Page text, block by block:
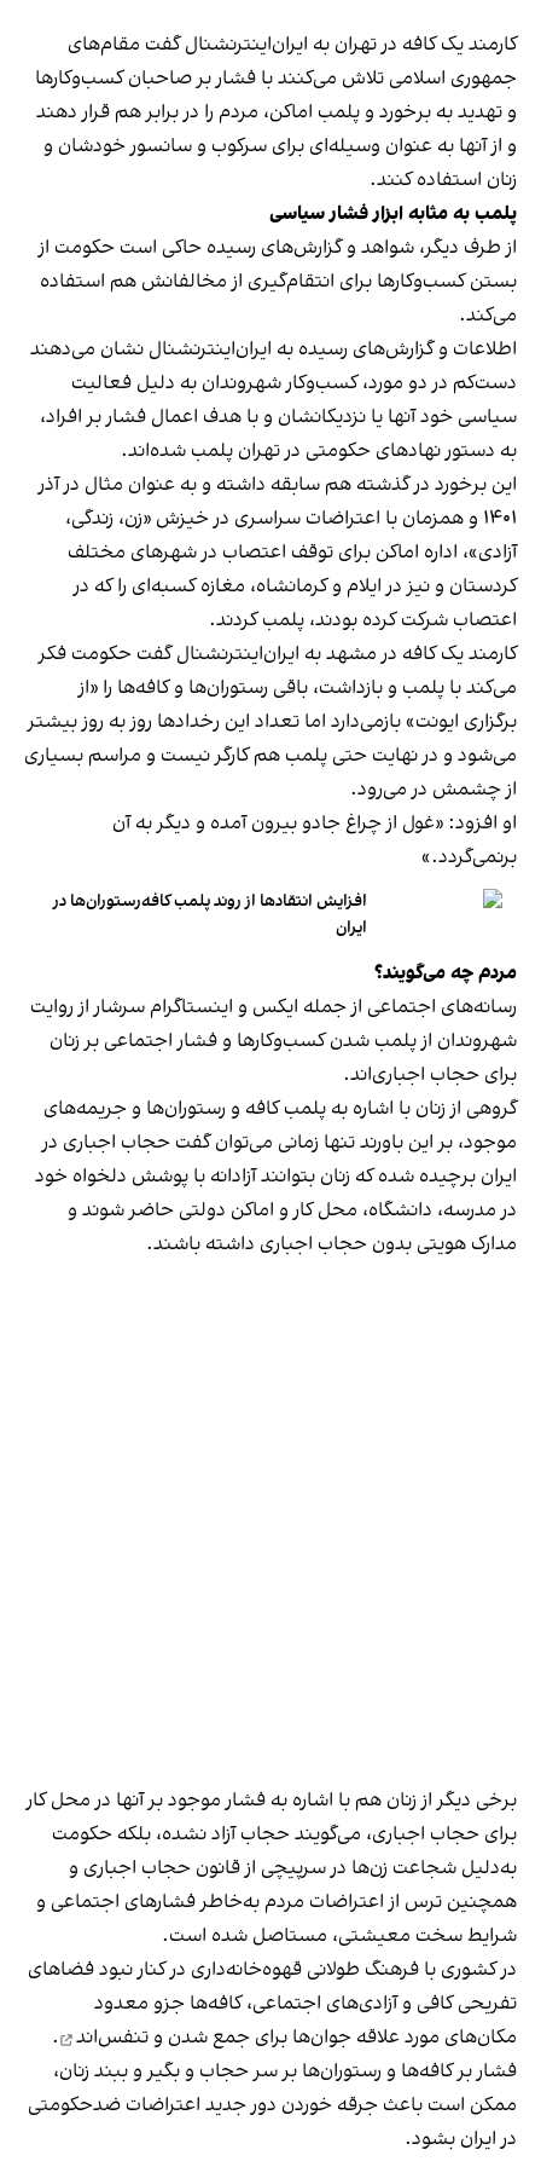
کارمند یک کافه در تهران به ایران‌اینترنشنال گفت مقام‌های
جمهوری اسلامی تلاش می‌کنند با فشار بر صاحبان کسب‌وکارها
و تهدید به برخورد و پلمب اماکن، مردم را در برابر هم قرار دهند
و از آنها به عنوان وسیله‌ای برای سرکوب و سانسور خودشان و
زنان استفاده کنند.
پلمب به مثابه ابزار فشار سیاسی
از طرف دیگر، شواهد و گزارش‌های رسیده حاکی است حکومت از
بستن کسب‌وکارها برای انتقام‌گیری از مخالفانش هم استفاده
می‌کند.
اطلاعات و گزارش‌های رسیده به ایران‌اینترنشنال نشان می‌دهند
دست‌کم در دو مورد، کسب‌وکار شهروندان به دلیل فعالیت
سیاسی خود آنها یا نزدیکانشان و با هدف اعمال فشار بر افراد،
به دستور نهادهای حکومتی در تهران پلمب شده‌اند.
این برخورد در گذشته هم سابقه داشته و به عنوان مثال در آذر
۱۴۰۱ و همزمان با اعتراضات سراسری در خیزش «زن، زندگی،
آزادی»، اداره اماکن برای توقف اعتصاب در شهرهای مختلف
کردستان و نیز در ایلام و کرمانشاه، مغازه کسبه‌ای را که در
اعتصاب شرکت کرده بودند، پلمب کردند.
کارمند یک کافه در مشهد به ایران‌اینترنشنال گفت حکومت فکر
می‌کند با پلمب و بازداشت، باقی رستوران‌ها و کافه‌ها را «از
برگزاری ایونت» بازمی‌دارد اما تعداد این رخدادها روز به روز بیشتر
می‌شود و در نهایت حتی پلمب هم کارگر نیست و مراسم بسیاری
از چشمش در می‌رود.
او افزود: «غول از چراغ جادو بیرون آمده و دیگر به آن
برنمی‎‌گردد.»
افزایش انتقادها از روند پلمب کافه‌رستوران‌ها در
ایران
مردم چه می‌گویند؟
رسانه‎‌های اجتماعی از جمله ایکس و اینستاگرام سرشار از روایت
شهروندان از پلمب شدن کسب‌وکارها و فشار اجتماعی بر زنان
برای حجاب اجباری‌اند.
گروهی از زنان با اشاره به پلمب کافه و رستوران‌ها و جریمه‌های
موجود، بر این باورند تنها زمانی می‌توان گفت حجاب اجباری در
ایران برچیده شده که زنان بتوانند آزادانه با پوشش دلخواه خود
در مدرسه، دانشگاه، محل کار و اماکن دولتی حاضر شوند و
مدارک هویتی بدون حجاب اجباری داشته باشند.
برخی دیگر از زنان هم با اشاره به فشار موجود بر آنها در محل کار
برای حجاب اجباری، می‌گویند حجاب آزاد نشده، بلکه حکومت
به‌دلیل شجاعت زن‌ها در سرپیچی از قانون حجاب اجباری و
همچنین ترس از اعتراضات مردم به‌خاطر فشارهای اجتماعی و
شرایط سخت معیشتی، مستاصل شده است.
در کشوری با فرهنگ طولانی قهوه‌‌خانه‌داری در کنار نبود فضاهای
تفریحی کافی و آزادی‌های اجتماعی، کافه‌ها جزو معدود
مکان‌های مورد علاقه جوان‌ها برای جمع شدن و تنفس‌اند
.
فشار بر کافه‌ها و رستوران‌ها بر سر حجاب و بگیر و ببند زنان،
ممکن است باعث جرقه خوردن دور جدید اعتراضات ضدحکومتی
در ایران بشود.